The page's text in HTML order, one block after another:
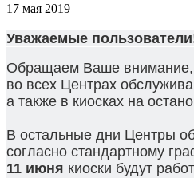
17 мая 2019
Уважаемые
Обращаем Ваше внимание,
во всех Центрах
а также в киосках на
В остальные дни Центры
согласно стандартному
11 июня киоски будут